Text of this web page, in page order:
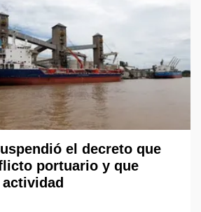
el decreto que
portuario y que